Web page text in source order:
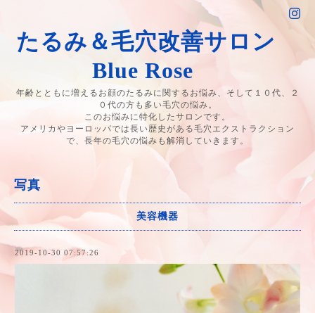
たるみ＆毛穴改善サロン
Blue Rose
年齢とともに増えるお顔のたるみに関するお悩み、そして１０代、２
０代の方も多い毛穴の悩み。
このお悩みに特化したサロンです。
アメリカやヨーロッパでは長い歴史がある毛穴エクストラクション
で、長年の毛穴の悩みも解消していきます。
写真
美容機器
2019-10-30 07:57:26